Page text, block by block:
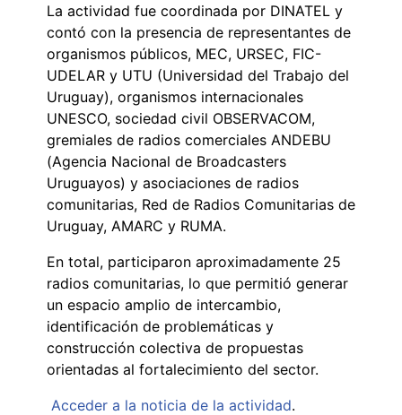
La actividad fue coordinada por DINATEL y
contó con la presencia de representantes de
organismos públicos, MEC, URSEC, FIC-
UDELAR y UTU (Universidad del Trabajo del
Uruguay), organismos internacionales
UNESCO, sociedad civil OBSERVACOM,
gremiales de radios comerciales ANDEBU
(Agencia Nacional de Broadcasters
Uruguayos) y asociaciones de radios
comunitarias, Red de Radios Comunitarias de
Uruguay, AMARC y RUMA.
En total, participaron aproximadamente 25
radios comunitarias, lo que permitió generar
un espacio amplio de intercambio,
identificación de problemáticas y
construcción colectiva de propuestas
orientadas al fortalecimiento del sector.
Acceder a la noticia de la actividad.